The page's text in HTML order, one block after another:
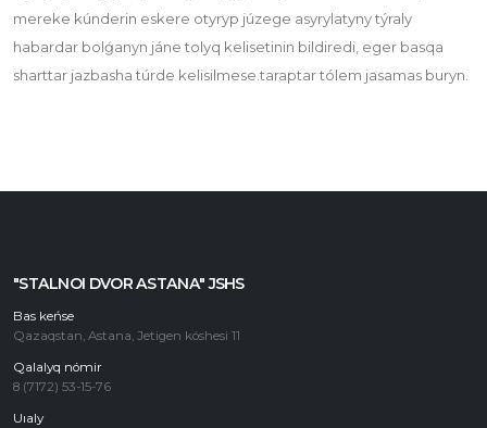
mereke kúnderin eskere otyryp júzege asyrylatyny týraly
habardar bolǵanyn jáne tolyq kelisetinin bildiredi, eger basqa
sharttar jazbasha túrde kelisilmese.taraptar tólem jasamas buryn.
"STALNOI DVOR ASTANA" JSHS
Bas keńse
Qazaqstan, Astana, Jetigen kóshesi 11
Qalalyq nómir
8 (7172) 53-15-76
Uıaly